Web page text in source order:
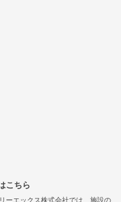
こちら
ーエックス株式会社では、施設の